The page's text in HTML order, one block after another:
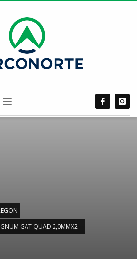
GAT QUAD 2,0MMX2